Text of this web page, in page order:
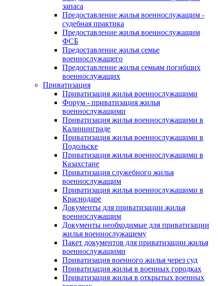
запаса
Предоставление жилья военнослужащим -
судебная практика
Предоставление жилья военнослужащим
ФСБ
Предоставление жилья семье
военнослужащего
Предоставление жилья семьям погибших
военнослужащих
Приватизация
Приватизация жилья военнослужащими
Форум - приватизация жилья
военнослужащими
Приватизация жилья военнослужащими в
Калининграде
Приватизация жилья военнослужащими в
Подольске
Приватизация жилья военнослужащими в
Казахстане
Приватизация служебного жилья
военнослужащим
Приватизация жилья военнослужащими в
Краснодаре
Документы для приватизации жилья
военнослужащим
Документы необходимые для приватизации
жилья военнослужащему
Пакет документов для приватизации жилья
военнослужащими
Приватизация военного жилья через суд
Приватизация жилья в военных городках
Приватизация жилья в открытых военных